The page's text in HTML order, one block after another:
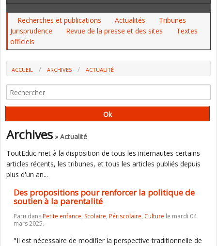
Recherches et publications Actualités
Tribunes
Jurisprudence
Revue de la presse et des sites
Textes
officiels
ACCUEIL ARCHIVES
ACTUALITÉ
LA PARENTALITÉ
Archives » Actualité
ToutEduc met à la disposition de tous les internautes certains
articles récents, les tribunes, et tous les articles publiés depuis
plus d'un an...
Des propositions pour renforcer la politique de
soutien à la parentalité
Paru dansPetite enfance, Scolaire, Périscolaire, Culture le mardi 04
mars 2025.
"Il est nécessaire de modifier la perspective traditionnelle de